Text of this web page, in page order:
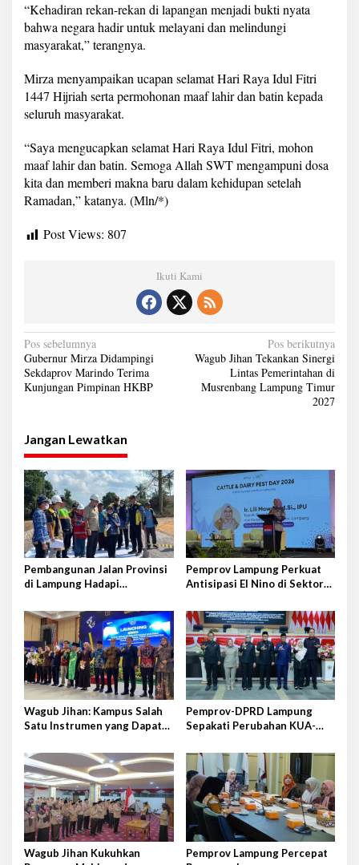
“Kehadiran rekan-rekan di lapangan menjadi bukti nyata
bahwa negara hadir untuk melayani dan melindungi
masyarakat,” terangnya.
Mirza menyampaikan ucapan selamat Hari Raya Idul Fitri
1447 Hijriah serta permohonan maaf lahir dan batin kepada
seluruh masyarakat.
“Saya mengucapkan selamat Hari Raya Idul Fitri, mohon
maaf lahir dan batin. Semoga Allah SWT mengampuni dosa
kita dan memberi makna baru dalam kehidupan setelah
Ramadan,” katanya. (Mln/*)
Post Views: 807
Ikuti Kami
N
a
v
g
a
s
i
p
o
s
Pos sebelumnya
Gubernur Mirza Didampingi
Sekdaprov Marindo Terima
Kunjungan Pimpinan HKBP
Pos berikutnya
Wagub Jihan Tekankan Sinergi
Lintas Pemerintahan di
Musrenbang Lampung Timur
2027
Jangan Lewatkan
Pembangunan Jalan Provinsi
di Lampung Hadapi
Pemprov Lampung Perkuat
Antisipasi El Nino di Sektor
Wagub Jihan: Kampus Salah
Satu Instrumen yang Dapat
Pemprov-DPRD Lampung
Sepakati Perubahan KUA-
Wagub Jihan Kukuhkan
Pemprov Lampung Percepat